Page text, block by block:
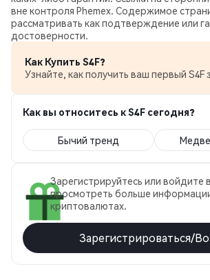
вне контроля Phemex. Содержимое
рассматривать как подтверждение или
достоверности.
Как Купить S4F?
Узнайте, как получить ваш первый S4F
Как вы относитесь к S4F сегодня?
Бычий тренд
Зарегистрируйтесь или войдите
просмотреть больше
криптовалютах.
Зарегистрироваться/